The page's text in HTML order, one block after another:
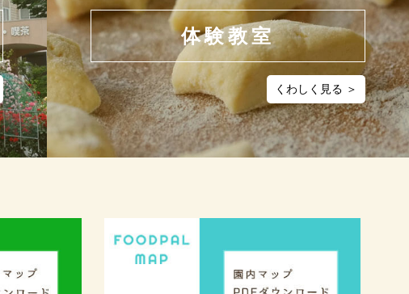
体験教室
くわしく見る ＞